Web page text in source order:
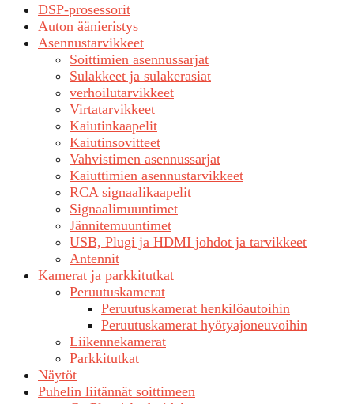
DSP-prosessorit
Auton äänieristys
Asennustarvikkeet
Soittimien asennussarjat
Sulakkeet ja sulakerasiat
verhoilutarvikkeet
Virtatarvikkeet
Kaiutinkaapelit
Kaiutinsovitteet
Vahvistimen asennussarjat
Kaiuttimien asennustarvikkeet
RCA signaalikaapelit
Signaalimuuntimet
Jännitemuuntimet
USB, Plugi ja HDMI johdot ja tarvikkeet
Antennit
Kamerat ja parkkitutkat
Peruutuskamerat
Peruutuskamerat henkilöautoihin
Peruutuskamerat hyötyajoneuvoihin
Liikennekamerat
Parkkitutkat
Näytöt
Puhelin liitännät soittimeen